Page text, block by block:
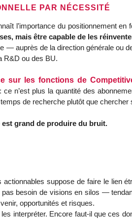
PAR NÉCESSITÉ
l’importance du positionnement en
mais être capable de les
— auprès de la direction générale ou
R&D ou des BU.
sur les fonctions de
ce n’est plus la quantité des
de recherche plutôt que chercher
grand de produire du bruit.
suppose de faire le lien
besoin de visions en silos —
opportunités et risques.
interpréter. Encore faut‑il que ces